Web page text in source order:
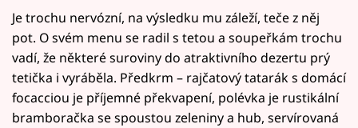
Je trochu nervózní, na výsledku mu záleží, teče z něj
pot. O svém menu se radil s tetou a soupeřkám trochu
vadí, že některé suroviny do atraktivního dezertu prý
tetička i vyráběla. Předkrm – rajčatový tatarák s domácí
focacciou je příjemné překvapení, polévka je rustikální
bramboračka se spoustou zeleniny a hub, servírovaná